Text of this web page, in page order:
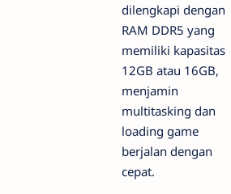
dilengkapi dengan
RAM DDR5 yang
memiliki kapasitas
12GB atau 16GB,
menjamin
multitasking dan
loading game
berjalan dengan
cepat.